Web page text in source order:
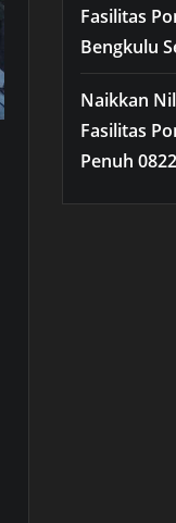
Fasilitas
Bengkulu
Naikkan
Fasilitas
Penuh